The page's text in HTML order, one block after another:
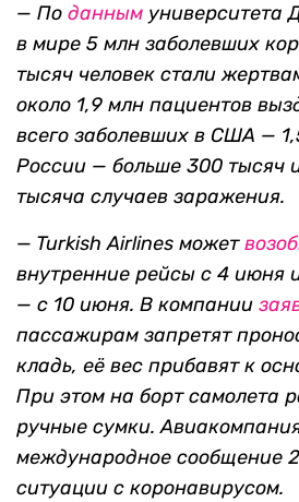
— По данным университета
в мире 5 млн заболевших
тысяч человек стали
около 1,9 млн пациентов
всего заболевших в США —
России — больше 300 тысяч
тысяча случаев заражения.
— Turkish Airlines может
внутренние рейсы с 4 июня
— с 10 июня. В компании
пассажирам запретят
кладь, её вес прибавят к
При этом на борт самолета
ручные сумки.
международное сообщение
ситуации с коронавирусом.